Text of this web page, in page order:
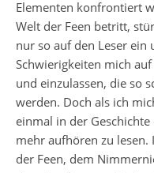
Elementen konfrontiert
Welt der Feen betritt,
nur so auf den Leser ein
Schwierigkeiten mich
und einzulassen, die so
werden. Doch als ich
einmal in der
mehr aufhören zu
der Feen, dem